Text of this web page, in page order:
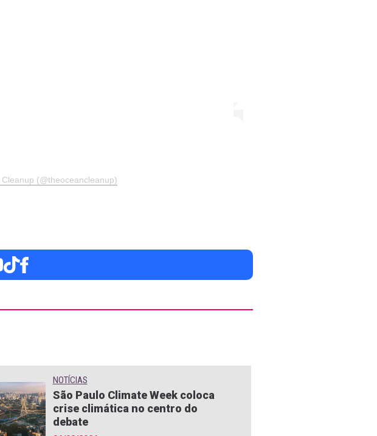
(@theoceancleanup)
NOTÍCIAS
São Paulo Climate Week coloca
crise climática no centro do
debate